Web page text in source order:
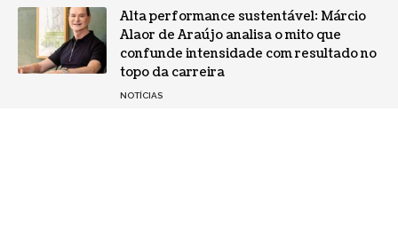
Alta performance sustentável: Márcio
Alaor de Araújo analisa o mito que
confunde intensidade com resultado no
topo da carreira
NOTÍCIAS